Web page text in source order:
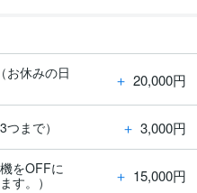
お休みの日
＋ 20,000円
まで） ＋ 3,000円
をOFFに
す。）
＋ 15,000円